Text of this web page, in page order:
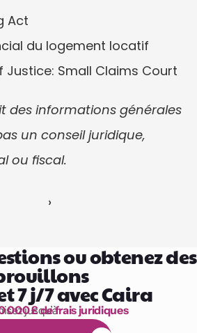
Act
du logement locatif
Justice: Small Claims Court
des informations générales
un conseil juridique,
ou fiscal.
›
ou obtenez des
7 j/7 avec Caira
1 000 heures de lecture
jusqu’à
000 £ de frais juridiques